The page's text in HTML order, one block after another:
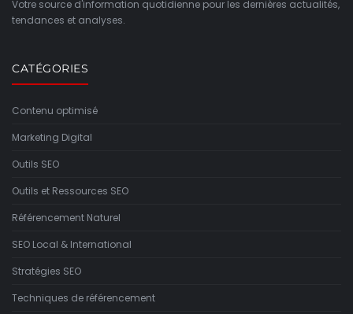
Votre source d'information quotidienne pour les dernières actualités,
tendances et analyses.
CATÉGORIES
Contenu optimisé
Marketing Digital
Outils SEO
Outils et Ressources SEO
Référencement Naturel
SEO Local & International
Stratégies SEO
Techniques de référencement